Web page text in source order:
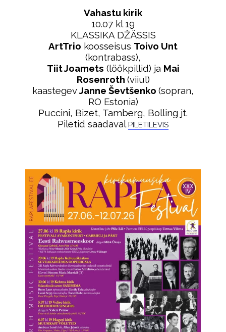
Vahastu kirik
10.07 kl 19
KLASSIKA DŽÄSSIS
ArtTrio koosseisus Toivo Unt
(kontrabass),
Tiit Joamets (löökpillid) ja Mai
Rosenroth (viiul)
kaastegevJanne Ševtšenko (sopran,
RO Estonia)
Puccini, Bizet, Tamberg, Bolling jt.
Piletid saadaval PILETILEVIS